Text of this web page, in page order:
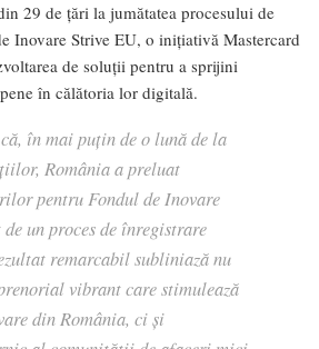
29 de țări la jumătatea procesului de
Inovare Strive EU, o inițiativă Mastercard
de soluții pentru a sprijini
în călătoria lor digitală.
în mai puțin de o lună de la
România a preluat
pentru Fondul de Inovare
un proces de înregistrare
remarcabil subliniază nu
vibrant care stimulează
din România, ci și